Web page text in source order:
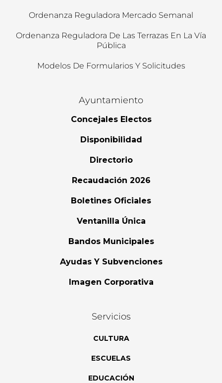
Ordenanza Reguladora Mercado Semanal
Ordenanza Reguladora De Las Terrazas En La Vía
Pública
Modelos De Formularios Y Solicitudes
Ayuntamiento
Concejales Electos
Disponibilidad
Directorio
Recaudación 2026
Boletines Oficiales
Ventanilla Única
Bandos Municipales
Ayudas Y Subvenciones
Imagen Corporativa
Servicios
CULTURA
ESCUELAS
EDUCACIÓN